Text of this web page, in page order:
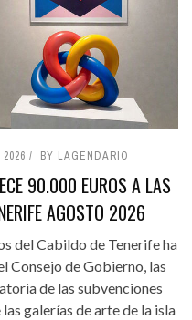
BY LAGENDARIO
90.000 EUROS A LAS
AGOSTO 2026
del Cabildo de Tenerife ha
Consejo de Gobierno, las
de las subvenciones
galerías de arte de la isla